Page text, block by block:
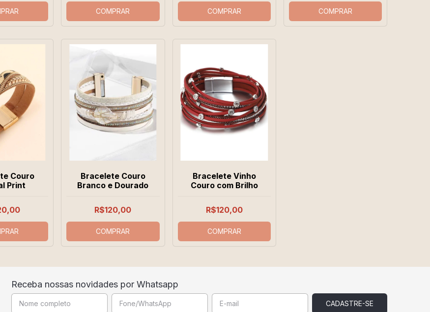
COMPRAR COMPRAR COMPRAR
Couro
Print
Bracelete Couro
Branco e Dourado
R$120,00
COMPRAR
Bracelete Vinho
Couro com Brilho
R$120,00
COMPRAR
Receba nossas novidades por Whatsapp